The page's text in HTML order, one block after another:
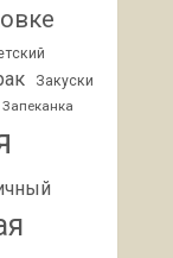
Закуски
Запеканка